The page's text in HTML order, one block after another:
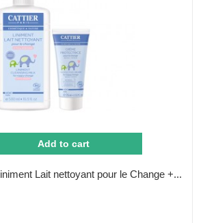
Add to cart
Lait nettoyant pour le Change +...